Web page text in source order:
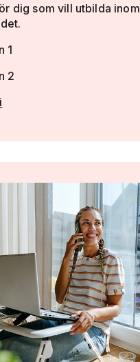
dig som vill utbilda inom
1
2